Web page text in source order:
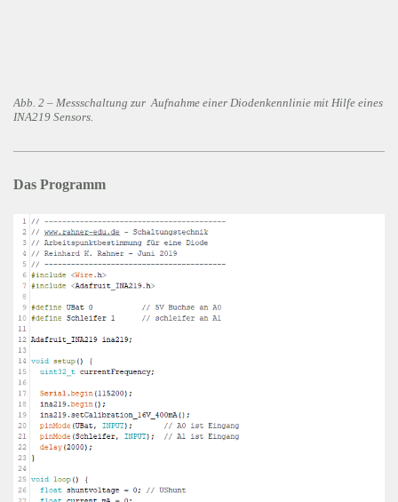
Abb. 2 – Messschaltung zur Aufnahme einer Diodenkennlinie mit Hilfe eines
INA219 Sensors.
Das Programm